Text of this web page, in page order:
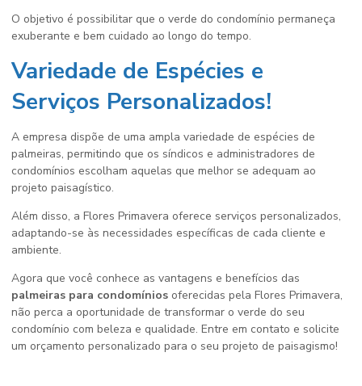
O objetivo é possibilitar que o verde do condomínio permaneça
exuberante e bem cuidado ao longo do tempo.
Variedade de Espécies e
Serviços Personalizados!
A empresa dispõe de uma ampla variedade de espécies de
palmeiras, permitindo que os síndicos e administradores de
condomínios escolham aquelas que melhor se adequam ao
projeto paisagístico.
Além disso, a Flores Primavera oferece serviços personalizados,
adaptando-se às necessidades específicas de cada cliente e
ambiente.
Agora que você conhece as vantagens e benefícios das
palmeiras para condomínios oferecidas pela Flores Primavera,
não perca a oportunidade de transformar o verde do seu
condomínio com beleza e qualidade. Entre em contato e solicite
um orçamento personalizado para o seu projeto de paisagismo!